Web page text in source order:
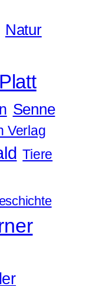
Natur
Platt
Senne
Verlag
Tiere